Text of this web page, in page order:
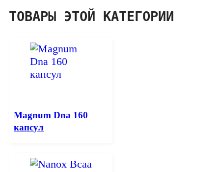
ТОВАРЫ ЭТОЙ КАТЕГОРИИ
Magnum Dna 160
капсул